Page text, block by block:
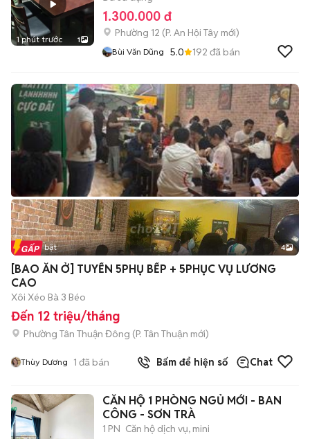
1 phút trước 1
1.300.000 đ
Phường 12 (P. An Hội Tây mới)
Bùi Văn Dũng 5.0 192 đã bán
Tin nổi bật 4
[BAO ĂN Ở] TUYỂN 5PHỤ BẾP + 5PHỤC VỤ LƯƠNG
CAO
Xôi Xéo Bà 3 Béo
Đến 12 triệu/tháng
Phường Tân Thuận Đông (P. Tân Thuận mới)
Thùy Dương 1 đã bán Bấm để hiện số Chat
CĂN HỘ 1 PHÒNG NGỦ MỚI - BAN
CÔNG - SƠN TRÀ
1 PN Căn hộ dịch vụ, mini